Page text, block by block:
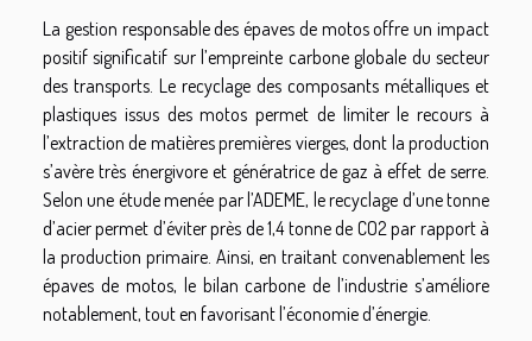
La gestion responsable des épaves de motos offre un impact
positif significatif sur l’empreinte carbone globale du secteur
des transports. Le recyclage des composants métalliques et
plastiques issus des motos permet de limiter le recours à
l’extraction de matières premières vierges, dont la production
s’avère très énergivore et génératrice de gaz à effet de serre.
Selon une étude menée par l’ADEME, le recyclage d’une tonne
d’acier permet d’éviter près de 1,4 tonne de CO2 par rapport à
la production primaire. Ainsi, en traitant convenablement les
épaves de motos, le bilan carbone de l’industrie s’améliore
notablement, tout en favorisant l’économie d’énergie.